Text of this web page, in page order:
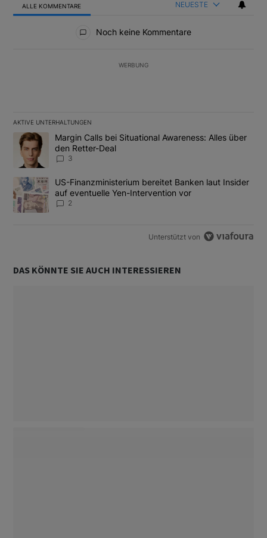
ALLE KOMMENTARE NEUESTE
Noch keine Kommentare
WERBUNG
AKTIVE UNTERHALTUNGEN
Das Folgende ist eine Liste der am meisten kommentierten
Ein Trendartikel mit dem Titel "Margin Calls bei Situational
Margin Calls bei Situational Awareness: Alles über
den Retter-Deal
3
Ein Trendartikel mit dem Titel "US-Finanzministerium bereitet
US-Finanzministerium bereitet Banken laut Insider
auf eventuelle Yen-Intervention vor
2
Unterstützt von
DAS KÖNNTE SIE AUCH INTERESSIEREN